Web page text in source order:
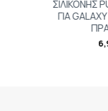
ΣΙΛΙΚΟΝΗΣ PUFFER
ΓΙΑ GALAXY A24
ΠΡΑΣΙΝΟ